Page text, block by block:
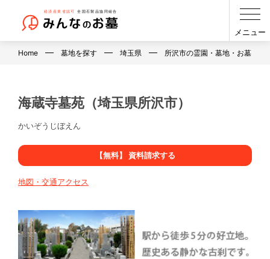
メニュー
Home 墓地を探す 埼玉県 所沢市の霊園・墓地・お墓
海蔵寺墓苑（埼玉県所沢市）
かいぞうじぼえん
【無料】 資料請求する
地図・交通アクセス